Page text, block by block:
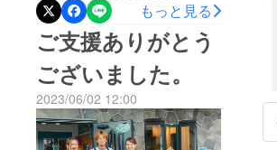
メッセージより受け付けて
おります！Instagram ・
https://www.instagram.com/b
cafe_yamanashi/Twitter ・
https://twitter.com/bcafe_yam
可。当日は様子により仮プ
ロジェクターを使用する場
合もあります。)ご予約は来
店、電話(080-4086-5856)ま
たは、Instagram・Twitterの
ました！♭cafeでのパブ
リックビューイングの予定
はInstagram、Twitter、店
内、公式サイト Fansta内に
てお知らせ致します。初回
もっと見る
ご支援ありがとう
ございました。
2023/06/02 12:00